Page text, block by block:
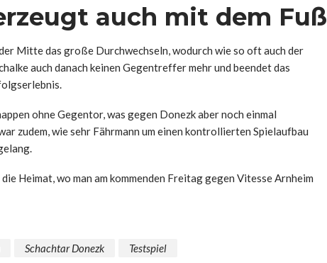
auch mit dem Fuß
Mitte das große Durchwechseln, wodurch wie so oft auch der
auch danach keinen Gegentreffer mehr und beendet das
ohne Gegentor, was gegen Donezk aber noch einmal
zudem, wie sehr Fährmann um einen kontrollierten Spielaufbau
Heimat, wo man am kommenden Freitag gegen Vitesse Arnheim
Schachtar Donezk Testspiel